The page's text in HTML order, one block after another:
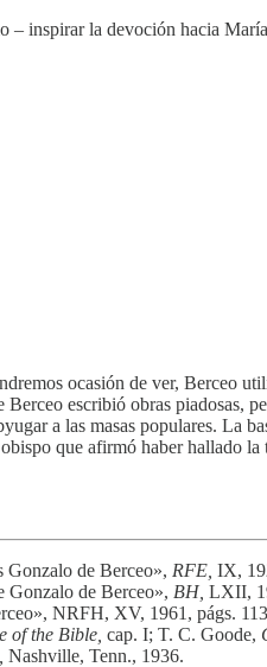
– inspirar la devoción hacia
ocasión de ver, Berceo
escribió obras piadosas,
a las masas populares.
que afirmó haber hallado
Gonzalo de Berceo», RFE, IX,
Gonzalo de Berceo», BH, LXII,
NRFH, XV, 1961, págs.
of the Bible, cap. I; T. C. Goode,
Nashville, Tenn., 1936.